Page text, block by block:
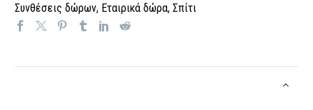
Μανταρινιών
ποσότητα
Συνθέσεις δώρων, Εταιρικά δώρα, Σπίτι